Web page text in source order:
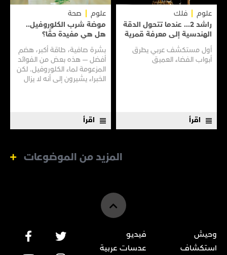
علوم
فلك
راشد 2... عندما تتحول الدقة
الهندسية إلى معرفة قمرية
أول مستكشف عربي يطرق
أبواب الفضاء العميق
اقرأ
علوم
صحة
موضة شرب الكلوروفيل..
هل هي مفيدة حقًا؟
بشرة صافية، طاقة أكبر، هضم
أفضل — هذه بعض من الفوائد
المزعومة لماء الكلوروفيل. لكن
الخبراء يشيرون إلى أنه لا يزال
اقرأ
المزيد من الموضوعات
وحيش
استكشاف
فيديو
عدسات عربية